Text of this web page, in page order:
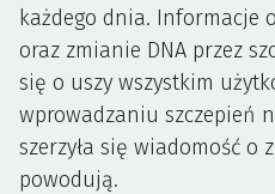
każdego dnia. Informacje
oraz zmianie DNA przez
się o uszy wszystkim
wprowadzaniu szczepień
szerzyła się wiadomość o
powodują.